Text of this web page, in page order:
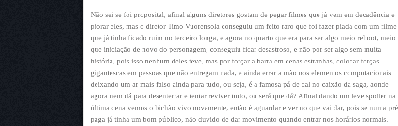
Não sei se foi proposital, afinal alguns diretores gostam de pegar filmes que já vem em decadência e
piorar eles, mas o diretor Timo Vuorensola conseguiu um feito raro que foi fazer piada com um filme
que já tinha ficado ruim no terceiro longa, e agora no quarto que era para ser algo meio reboot, meio
que iniciação de novo do personagem, conseguiu ficar desastroso, e não por ser algo sem muita
história, pois isso nenhum deles teve, mas por forçar a barra em cenas estranhas, colocar forças
gigantescas em pessoas que não entregam nada, e ainda errar a mão nos elementos computacionais
deixando um ar mais falso ainda para tudo, ou seja, é a famosa pá de cal no caixão da saga, aonde
agora nem dá para desenterrar e tentar reviver tudo, ou será que dá? Afinal dando um leve spoiler na
última cena vemos o bichão vivo novamente, então é aguardar e ver no que vai dar, pois se numa pré
paga já tinha um bom público, não duvido de dar movimento quando entrar nos horários normais.